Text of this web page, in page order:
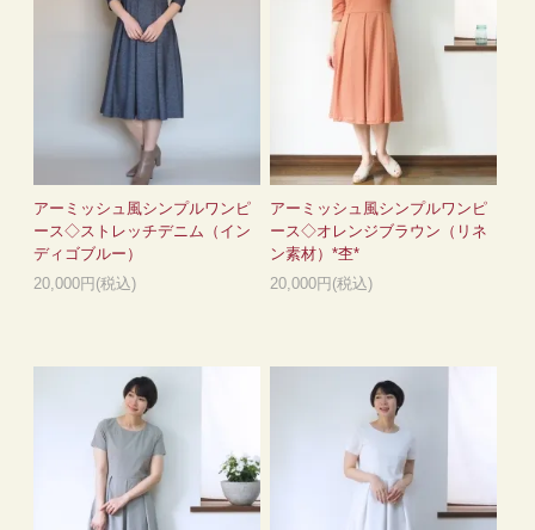
アーミッシュ風シンプルワンピ
ース◇ストレッチデニム（イン
ディゴブルー）
20,000円(税込)
アーミッシュ風シンプルワンピ
ース◇オレンジブラウン（リネ
ン素材）*杢*
20,000円(税込)